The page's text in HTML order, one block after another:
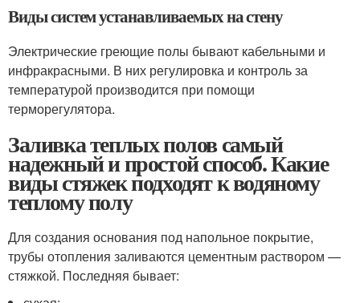
Виды систем устанавливаемых на стену
Электрические греющие полы бывают кабельными и
инфракрасными. В них регулировка и контроль за
температурой производится при помощи
терморегулятора.
Заливка теплых полов самый
надежный и простой способ. Какие
виды стяжек подходят к водяному
теплому полу
Для создания основания под напольное покрытие,
трубы отопления заливаются цементным раствором —
стяжкой. Последняя бывает: